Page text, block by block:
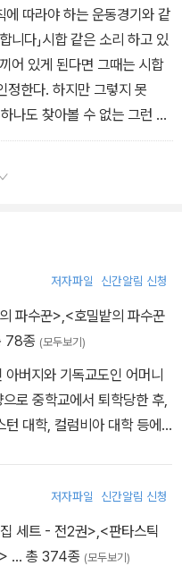
에 따라야 하는 운동경기와 같
니다」시합 같은 소리 하고 있
어 있게 된다면 그때는 시합
정한다. 하지만 그렇지 못
나도 찾아볼 수 없는 그런 편
겠는가? 아니. 그런 시합
저자파일 신간알림 신청
파수꾼> <호밀밭의 파수꾼
78종 (모두보기)
버지와 기독교도인 어머니
로 중학교에서 퇴학당한 후,
대학, 컬럼비아 대학 등에
후속 작품의 발상지가 된 이
자전적 첫
이는 곧바로 대중적 성공을
저자파일 신간알림 신청
세트 - 전2권> <판타스틱
… 총 374종 (모두보기)